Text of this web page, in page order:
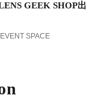
GEEK SHOP出
SPACE